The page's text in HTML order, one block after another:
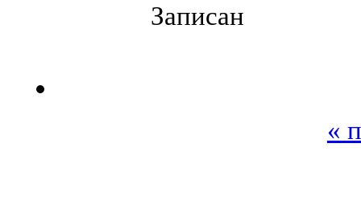
Записан
«